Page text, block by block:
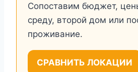
Сопоставим бюджет,
среду, второй дом или
проживание.
СРАВНИТЬ ЛОКАЦИИ